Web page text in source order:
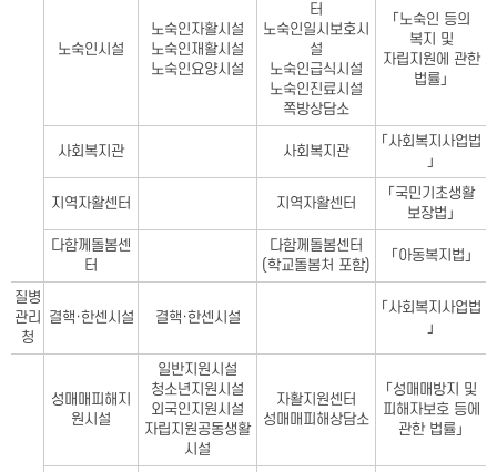
노숙인시설
노숙인자활시설
노숙인재활시설
노숙인요양시설
터
노숙인일시보호시
설
노숙인급식시설
노숙인진료시설
쪽방상담소
「노숙인 등의
복지 및
자립지원에 관한
법률」
사회복지관 사회복지관
「사회복지사업법
」
지역자활센터 지역자활센터
「국민기초생활
보장법」
다함께돌봄센
터
다함께돌봄센터
(학교돌봄처 포함)
「아동복지법」
질병
관리
청
결핵·한센시설 결핵·한센시설
「사회복지사업법
」
성매매피해지
원시설
일반지원시설
청소년지원시설
외국인지원시설
자립지원공동생활
시설
자활지원센터
성매매피해상담소
「성매매방지 및
피해자보호 등에
관한 법률」